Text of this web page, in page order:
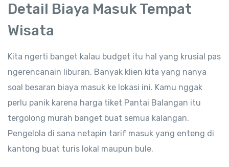
Detail Biaya Masuk Tempat
Wisata
Kita ngerti banget kalau budget itu hal yang krusial pas
ngerencanain liburan. Banyak klien kita yang nanya
soal besaran biaya masuk ke lokasi ini. Kamu nggak
perlu panik karena harga tiket Pantai Balangan itu
tergolong murah banget buat semua kalangan.
Pengelola di sana netapin tarif masuk yang enteng di
kantong buat turis lokal maupun bule.